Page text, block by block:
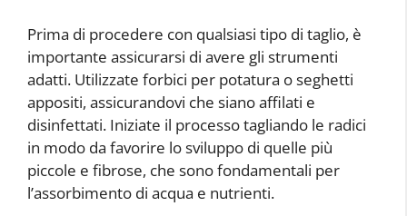
Prima di procedere con qualsiasi tipo di taglio, è
importante assicurarsi di avere gli strumenti
adatti. Utilizzate forbici per potatura o seghetti
appositi, assicurandovi che siano affilati e
disinfettati. Iniziate il processo tagliando le radici
in modo da favorire lo sviluppo di quelle più
piccole e fibrose, che sono fondamentali per
l’assorbimento di acqua e nutrienti.